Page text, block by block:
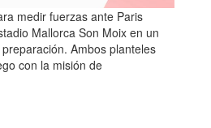
medir fuerzas ante Paris
Mallorca Son Moix en un
Ambos planteles
con la misión de